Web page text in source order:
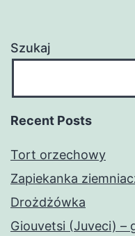
Szukaj
Recent Posts
Tort orzechowy
Zapiekanka
Drożdżówka
Giouvetsi (Juveci) –